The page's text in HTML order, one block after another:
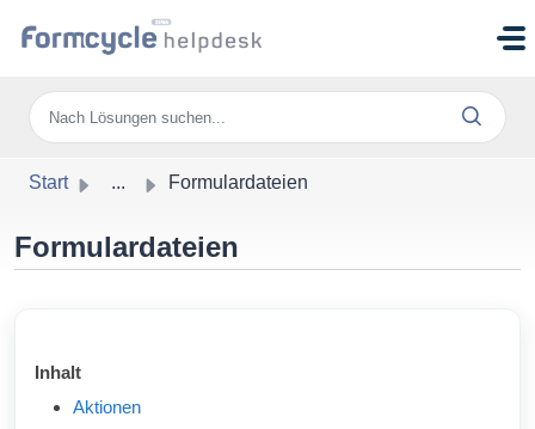
Start ... Formulardateien
Formulardateien
Inhalt
Aktionen